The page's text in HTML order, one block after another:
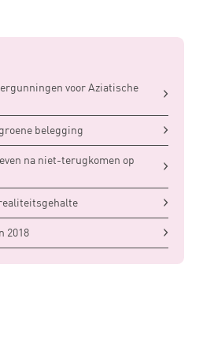
voor Aziatische
belegging
na niet-terugkomen op
2018